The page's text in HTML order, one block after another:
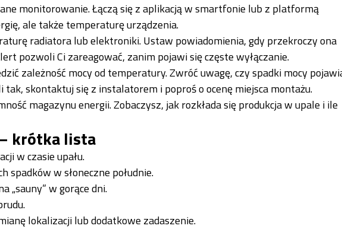
monitorowanie. Łączą się z aplikacją w smartfonie lub z platformą
ale także temperaturę urządzenia.
radiatora lub elektroniki. Ustaw powiadomienia, gdy przekroczy ona
pozwoli Ci zareagować, zanim pojawi się częste wyłączanie.
zależność mocy od temperatury. Zwróć uwagę, czy spadki mocy
skontaktuj się z instalatorem i poproś o ocenę miejsca montażu.
magazynu energii. Zobaczysz, jak rozkłada się produkcja w upale i ile
krótka lista
w czasie upału.
spadków w słoneczne południe.
„sauny” w gorące dni.
lokalizacji lub dodatkowe zadaszenie.